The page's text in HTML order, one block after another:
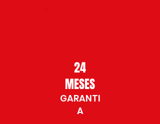
GARANTI
A
24
MESES